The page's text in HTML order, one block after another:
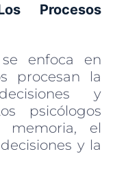
Procesos
enfoca en
procesan la
y
psicólogos
memoria, el
y la